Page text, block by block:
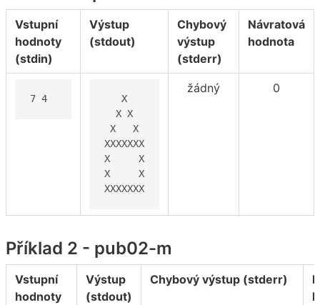
Vstupní
hodnoty
(stdin)
Výstup
(stdout)
Chybový
výstup
(stderr)
Návratová
hodnota
7 4
   X
  X X
X   X
XXXXXXX
X     X
X     X
XXXXXXX
žádný 0
Příklad 2 - pub02-m
Vstupní
hodnoty
Výstup
(stdout)
Chybový výstup (stderr)